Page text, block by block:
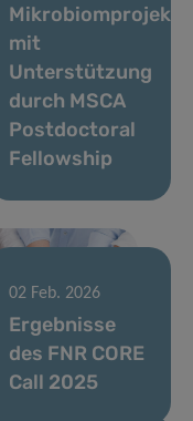
Mikrobiomprojekt
mit
Unterstützung
durch MSCA
Postdoctoral
Fellowship
02 Feb. 2026
Ergebnisse
des FNR CORE
Call 2025